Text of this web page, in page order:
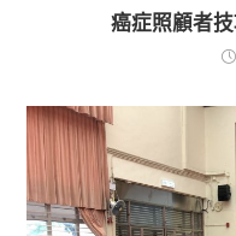
癌症照顧者